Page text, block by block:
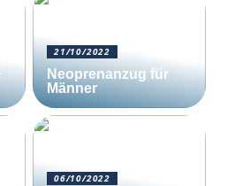
21/10/2022
Neoprenanzug für
Männer
06/10/2022